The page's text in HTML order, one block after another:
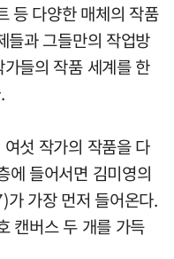
등 다양한 매체의 작품
들과 그들만의 작업방
들의 작품 세계를 한
섯 작가의 작품을 다
에 들어서면 김미영의
가장 먼저 들어온다.
캔버스 두 개를 가득